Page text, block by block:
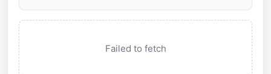
Failed to fetch